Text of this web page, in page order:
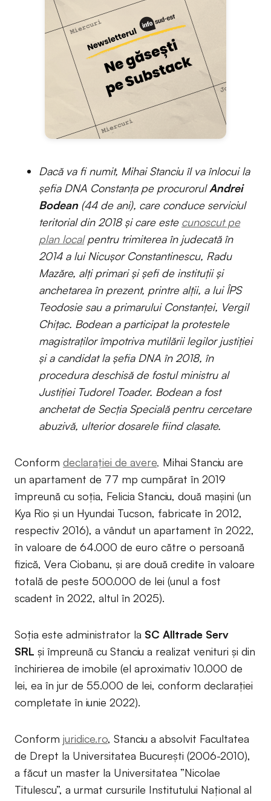
Dacă va fi numit, Mihai Stanciu îl va înlocui la
șefia DNA Constanța pe procurorulAndrei
Bodean(44 de ani), care conduce serviciul
teritorial din 2018 și care este cunoscut pe
plan localpentru trimiterea în judecată în
2014 a lui Nicușor Constantinescu, Radu
Mazăre, alți primari și șefi de instituții și
anchetarea în prezent, printre alții, a lui ÎPS
Teodosie sau a primarului Constanței, Vergil
Chițac. Bodean a participat la protestele
magistraților împotriva mutilării legilor justiției
și a candidat la șefia DNA în 2018, în
procedura deschisă de fostul ministru al
Justiției Tudorel Toader. Bodean a fost
anchetat de Secția Specială pentru cercetare
abuzivă, ulterior dosarele fiind clasate.
Conform declarației de avere, Mihai Stanciu are
un apartament de 77 mp cumpărat în 2019
împreună cu soția, Felicia Stanciu, două mașini (un
Kya Rio și un Hyundai Tucson, fabricate în 2012,
respectiv 2016), a vândut un apartament în 2022,
în valoare de 64.000 de euro către o persoană
fizică, Vera Ciobanu, și are două credite în valoare
totală de peste 500.000 de lei (unul a fost
scadent în 2022, altul în 2025).
Soția este administrator la SC Alltrade Serv
SRL și împreună cu Stanciu a realizat venituri și din
închirierea de imobile (el aproximativ 10.000 de
lei, ea în jur de 55.000 de lei, conform declarației
completate în iunie 2022).
Conform juridice.ro, Stanciu a absolvit Facultatea
de Drept la Universitatea București (2006-2010),
a făcut un master la Universitatea ”Nicolae
Titulescu”, a urmat cursurile Institutului Național al